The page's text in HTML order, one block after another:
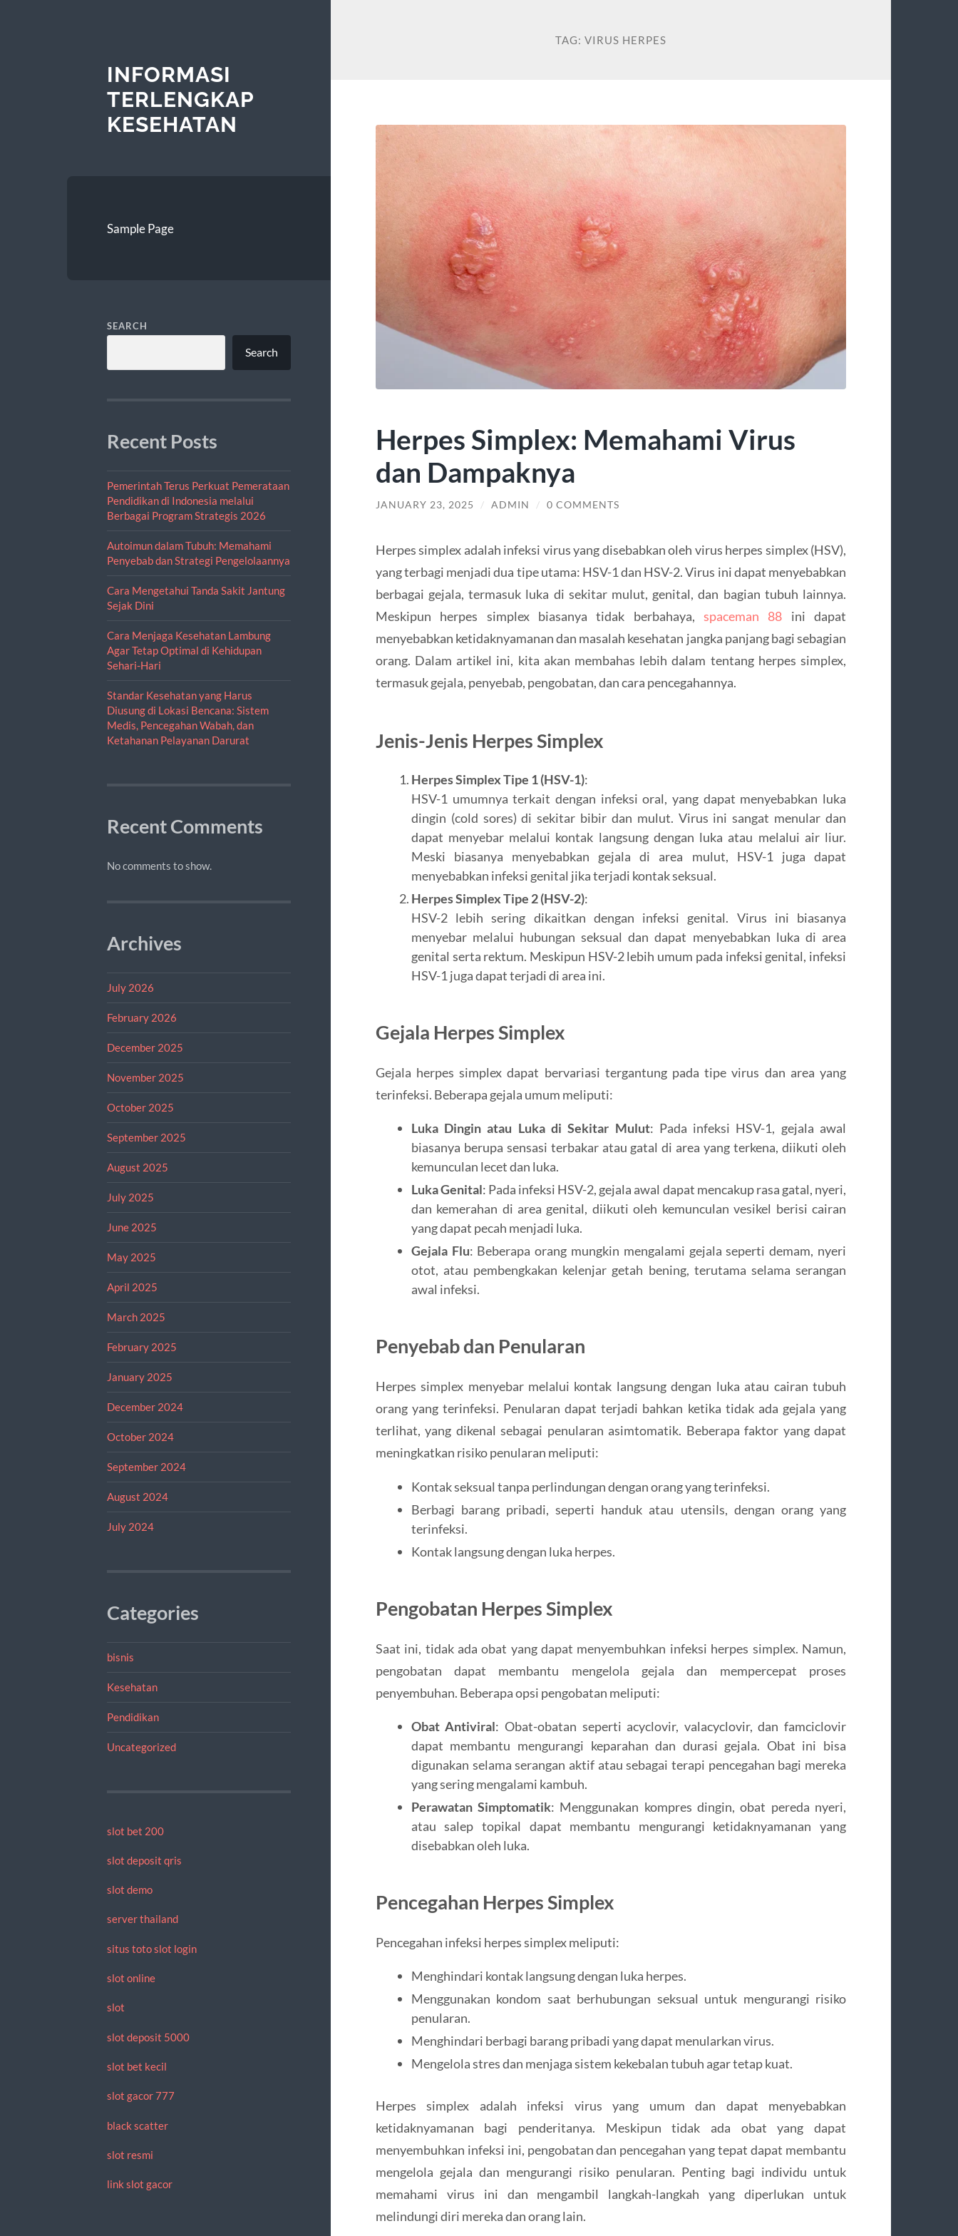
INFORMASI
TERLENGKAP
KESEHATAN
Sample Page
SEARCH
Search
Recent Posts
Pemerintah Terus Perkuat Pemerataan
Pendidikan di Indonesia melalui
Berbagai Program Strategis 2026
Autoimun dalam Tubuh: Memahami
Penyebab dan Strategi Pengelolaannya
Cara Mengetahui Tanda Sakit Jantung
Sejak Dini
Cara Menjaga Kesehatan Lambung
Agar Tetap Optimal di Kehidupan
Sehari-Hari
Standar Kesehatan yang Harus
Diusung di Lokasi Bencana: Sistem
Medis, Pencegahan Wabah, dan
Ketahanan Pelayanan Darurat
Recent Comments
No comments to show.
Archives
July 2026
February 2026
December 2025
November 2025
October 2025
September 2025
August 2025
July 2025
June 2025
May 2025
April 2025
March 2025
February 2025
January 2025
December 2024
October 2024
September 2024
August 2024
July 2024
Categories
bisnis
Kesehatan
Pendidikan
Uncategorized
slot bet 200
slot deposit qris
slot demo
server thailand
situs toto slot login
slot online
slot
slot deposit 5000
slot bet kecil
slot gacor 777
black scatter
slot resmi
link slot gacor
TAG: VIRUS HERPES
Herpes Simplex: Memahami Virus
dan Dampaknya
JANUARY 23, 2025 / ADMIN / 0 COMMENTS
Herpes simplex adalah infeksi virus yang disebabkan oleh virus herpes simplex (HSV),
yang terbagi menjadi dua tipe utama: HSV-1 dan HSV-2. Virus ini dapat menyebabkan
berbagai gejala, termasuk luka di sekitar mulut, genital, dan bagian tubuh lainnya.
Meskipun herpes simplex biasanya tidak berbahaya, spaceman 88 ini dapat
menyebabkan ketidaknyamanan dan masalah kesehatan jangka panjang bagi sebagian
orang. Dalam artikel ini, kita akan membahas lebih dalam tentang herpes simplex,
termasuk gejala, penyebab, pengobatan, dan cara pencegahannya.
Jenis-Jenis Herpes Simplex
Herpes Simplex Tipe 1 (HSV-1):
HSV-1 umumnya terkait dengan infeksi oral, yang dapat menyebabkan luka
dingin (cold sores) di sekitar bibir dan mulut. Virus ini sangat menular dan
dapat menyebar melalui kontak langsung dengan luka atau melalui air liur.
Meski biasanya menyebabkan gejala di area mulut, HSV-1 juga dapat
menyebabkan infeksi genital jika terjadi kontak seksual.
Herpes Simplex Tipe 2 (HSV-2):
HSV-2 lebih sering dikaitkan dengan infeksi genital. Virus ini biasanya
menyebar melalui hubungan seksual dan dapat menyebabkan luka di area
genital serta rektum. Meskipun HSV-2 lebih umum pada infeksi genital, infeksi
HSV-1 juga dapat terjadi di area ini.
Gejala Herpes Simplex
Gejala herpes simplex dapat bervariasi tergantung pada tipe virus dan area yang
terinfeksi. Beberapa gejala umum meliputi:
Luka Dingin atau Luka di Sekitar Mulut: Pada infeksi HSV-1, gejala awal
biasanya berupa sensasi terbakar atau gatal di area yang terkena, diikuti oleh
kemunculan lecet dan luka.
Luka Genital: Pada infeksi HSV-2, gejala awal dapat mencakup rasa gatal, nyeri,
dan kemerahan di area genital, diikuti oleh kemunculan vesikel berisi cairan
yang dapat pecah menjadi luka.
Gejala Flu: Beberapa orang mungkin mengalami gejala seperti demam, nyeri
otot, atau pembengkakan kelenjar getah bening, terutama selama serangan
awal infeksi.
Penyebab dan Penularan
Herpes simplex menyebar melalui kontak langsung dengan luka atau cairan tubuh
orang yang terinfeksi. Penularan dapat terjadi bahkan ketika tidak ada gejala yang
terlihat, yang dikenal sebagai penularan asimtomatik. Beberapa faktor yang dapat
meningkatkan risiko penularan meliputi:
Kontak seksual tanpa perlindungan dengan orang yang terinfeksi.
Berbagi barang pribadi, seperti handuk atau utensils, dengan orang yang
terinfeksi.
Kontak langsung dengan luka herpes.
Pengobatan Herpes Simplex
Saat ini, tidak ada obat yang dapat menyembuhkan infeksi herpes simplex. Namun,
pengobatan dapat membantu mengelola gejala dan mempercepat proses
penyembuhan. Beberapa opsi pengobatan meliputi:
Obat Antiviral: Obat-obatan seperti acyclovir, valacyclovir, dan famciclovir
dapat membantu mengurangi keparahan dan durasi gejala. Obat ini bisa
digunakan selama serangan aktif atau sebagai terapi pencegahan bagi mereka
yang sering mengalami kambuh.
Perawatan Simptomatik: Menggunakan kompres dingin, obat pereda nyeri,
atau salep topikal dapat membantu mengurangi ketidaknyamanan yang
disebabkan oleh luka.
Pencegahan Herpes Simplex
Pencegahan infeksi herpes simplex meliputi:
Menghindari kontak langsung dengan luka herpes.
Menggunakan kondom saat berhubungan seksual untuk mengurangi risiko
penularan.
Menghindari berbagi barang pribadi yang dapat menularkan virus.
Mengelola stres dan menjaga sistem kekebalan tubuh agar tetap kuat.
Herpes simplex adalah infeksi virus yang umum dan dapat menyebabkan
ketidaknyamanan bagi penderitanya. Meskipun tidak ada obat yang dapat
menyembuhkan infeksi ini, pengobatan dan pencegahan yang tepat dapat membantu
mengelola gejala dan mengurangi risiko penularan. Penting bagi individu untuk
memahami virus ini dan mengambil langkah-langkah yang diperlukan untuk
melindungi diri mereka dan orang lain.